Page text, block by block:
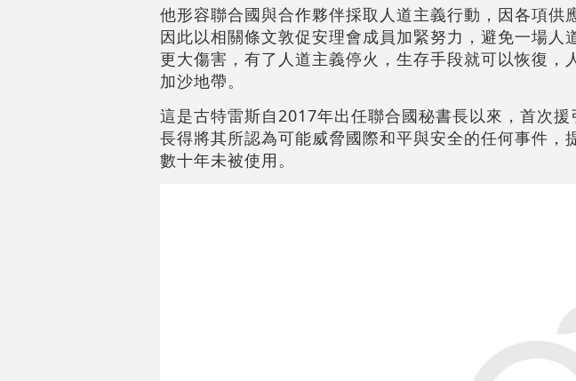
他形容聯合國與合作夥伴採取人道主義行動，因各項供
因此以相關條文敦促安理會成員加緊努力，避免一場
更大傷害，有了人道主義停火，生存手段就可以恢復
加沙地帶。
這是古特雷斯自2017年出任聯合國秘書長以來，首次
長得將其所認為可能威脅國際和平與安全的任何事件
數十年未被使用。